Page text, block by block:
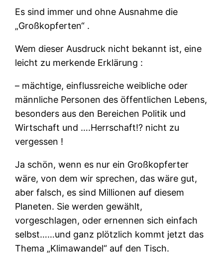
Es sind immer und ohne Ausnahme die
„Großkopferten“ .
Wem dieser Ausdruck nicht bekannt ist, eine
leicht zu merkende Erklärung :
– mächtige, einflussreiche weibliche oder
männliche Personen des öffentlichen Lebens,
besonders aus den Bereichen Politik und
Wirtschaft und ….Herrschaft!? nicht zu
vergessen !
Ja schön, wenn es nur ein Großkopferter
wäre, von dem wir sprechen, das wäre gut,
aber falsch, es sind Millionen auf diesem
Planeten. Sie werden gewählt,
vorgeschlagen, oder ernennen sich einfach
selbst……und ganz plötzlich kommt jetzt das
Thema „Klimawandel“ auf den Tisch.